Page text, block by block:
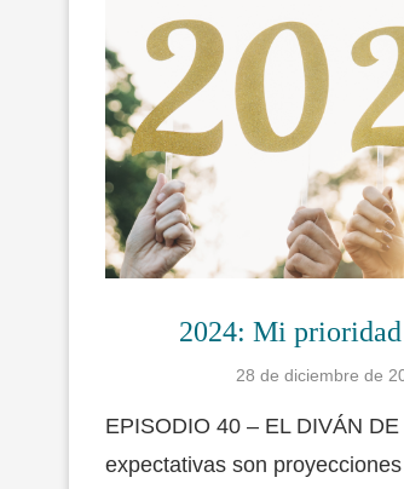
2024: Mi
28 de diciembre de
EPISODIO 40 – EL DIVÁN
expectativas son